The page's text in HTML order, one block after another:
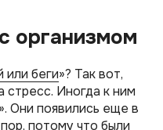
организмом
или беги»? Так вот,
стресс. Иногда к ним
Они появились еще в
потому что были